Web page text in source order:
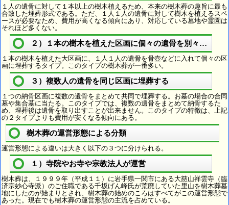
１人の遺骨に対して１本以上の樹木植えるため、本来の樹木葬の趣旨に最も
合致した埋葬形式である。ただ、１人１人の遺骨に対して樹木を植えるスペ
ースが必要なため、費用が高くなる傾向にあり、対応している墓地や霊園は
それほど多くない。
２）１本の樹木を植えた区画に個々の遺骨を別々に埋葬
１本の樹木を植えた大区画に、１人１人の遺骨を骨壺などに入れて個々の区
画に埋葬するタイプ。このタイプの樹木葬が一番多い。
３）複数人の遺骨を同じ区画に埋葬する
１つの納骨区画に複数の遺骨をまとめて共同で埋葬する。お墓の場合の合同
墓や集合墓に当たる。このタイプでは、複数の遺骨をまとめて納骨するた
め、埋葬後は遺骨を取り出すことが出来ません。このタイプの特徴は、上記
の２タイプよりも費用が安くなる傾向にある。
樹木葬の運営形態による分類
運営形態による違いは大きく以下の３つに分けられる。
１）寺院やお寺や宗教法人が運営
樹木葬は、１９９９年（平成１１）に岩手県一関市にある大慈山祥雲寺（臨
済宗妙心寺派）のご住職である千坂げん峰氏が荒廃していた里山を樹木葬墓
地にしたのが始まりとされ、樹木葬の始めのころはすべてがこの運営形態で
あった。現在でも樹木葬の運営形態の主流を占めている。